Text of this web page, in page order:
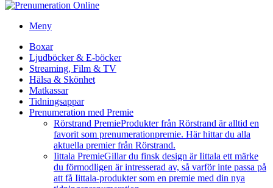
Meny
Boxar
Ljudböcker & E-böcker
Streaming, Film & TV
Hälsa & Skönhet
Matkassar
Tidningsappar
Prenumeration med Premie
Rörstrand PremieProdukter från Rörstrand är alltid en
favorit som prenumerationpremie. Här hittar du alla
aktuella premier från Rörstrand.
Iittala PremieGillar du finsk design är Iittala ett märke
du förmodligen är intresserad av, så varför inte passa på
att få Iittala-produkter som en premie med din nya